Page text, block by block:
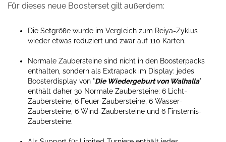
Für dieses neue Boosterset gilt außerdem:
Die Setgröße wurde im Vergleich zum Reiya-Zyklus
wieder etwas reduziert und zwar auf 110 Karten.
Normale Zaubersteine sind nicht in den Boosterpacks
enthalten, sondern als Extrapack im Display: jedes
Boosterdisplay von "Die Wiedergeburt von Walhalla"
enthält daher 30 Normale Zaubersteine: 6 Licht-
Zaubersteine, 6 Feuer-Zaubersteine, 6 Wasser-
Zaubersteine, 6 Wind-Zaubersteine und 6 Finsternis-
Zaubersteine.